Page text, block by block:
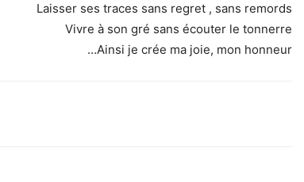
Laisser ses traces sans regret , sans remords
Vivre à son gré sans écouter le tonnerre
Ainsi je crée ma joie, mon honneur…